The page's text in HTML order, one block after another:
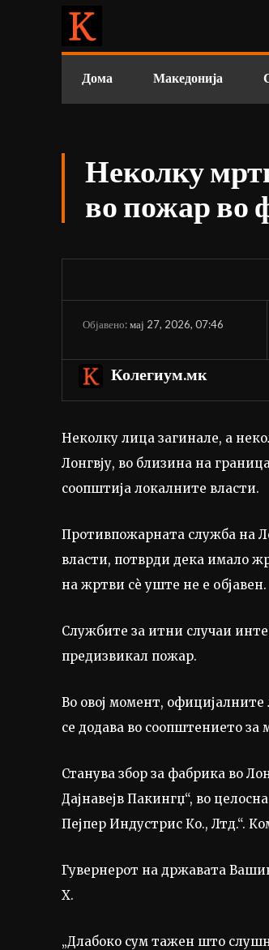
Дома Македонија
Неколку
во пожар во
Објавено:мај 27, 2026, 07:46
Колегиум.мк
Неколку лица загинале, а
Лонгвју, во близина на
соопштија локалните власти.
Противпожарната служба на
власти, потврди дека имало
на жртви сè уште не е објавен.
Службите за итни случаи
предизвикал пожар.
Во овој момент,
се додава во соопштението за
Станува збор за фабрика во
Дајнавејв Пакингџ“, во
Пејпер Индустрис Ко., Лтд.“.
Гувернерот на државата
X.
„Длабоко сум тажен што